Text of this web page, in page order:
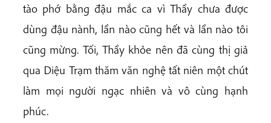
tào phớ bằng đậu mắc ca vì Thầy chưa được
dùng đậu nành, lần nào cũng hết và lần nào tôi
cũng mừng. Tối, Thầy khỏe nên đã cùng thị giả
qua Diệu Trạm thăm văn nghệ tất niên một chút
làm mọi người ngạc nhiên và vô cùng hạnh
phúc.